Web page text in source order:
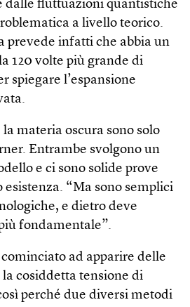
dalle fluttuazioni quantistiche
a livello teorico.
prevede infatti che abbia un
120 volte più grande di
spiegare l’espansione
la materia oscura sono solo
Entrambe svolgono un
e ci sono solide prove
“Ma sono semplici
e dietro deve
fondamentale”.
ad apparire delle
cosiddetta tensione di
perché due diversi metodi